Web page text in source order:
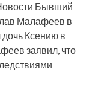
Бывший
Малафеев в
дочь Ксению в
заявил, что